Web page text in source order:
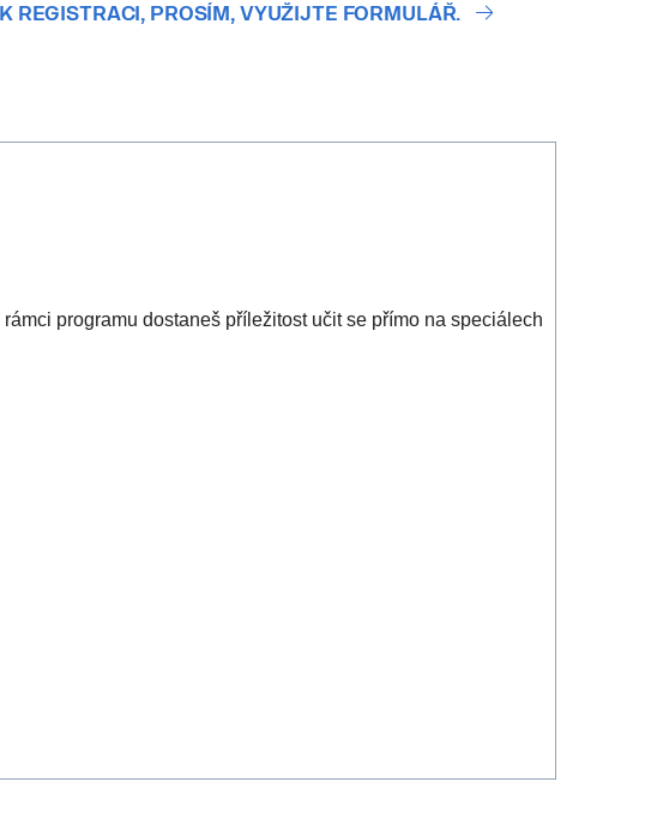
REGISTRACI, PROSÍM, VYUŽIJTE FORMULÁŘ.
programu dostaneš příležitost učit se přímo na speciálech